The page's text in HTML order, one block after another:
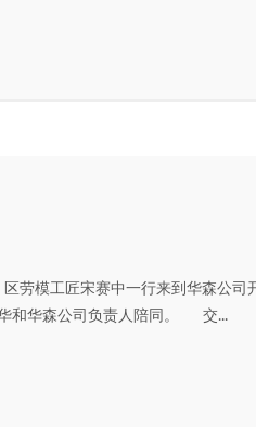
模工匠宋赛中一行来到华森公司
华和华森公司负责人陪同。 交...